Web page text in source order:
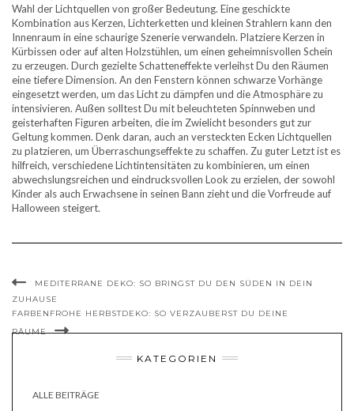
Wahl der Lichtquellen von großer Bedeutung. Eine geschickte
Kombination aus Kerzen, Lichterketten und kleinen Strahlern kann den
Innenraum in eine schaurige Szenerie verwandeln. Platziere Kerzen in
Kürbissen oder auf alten Holzstühlen, um einen geheimnisvollen Schein
zu erzeugen. Durch gezielte Schatteneffekte verleihst Du den Räumen
eine tiefere Dimension. An den Fenstern können schwarze Vorhänge
eingesetzt werden, um das Licht zu dämpfen und die Atmosphäre zu
intensivieren. Außen solltest Du mit beleuchteten Spinnweben und
geisterhaften Figuren arbeiten, die im Zwielicht besonders gut zur
Geltung kommen. Denk daran, auch an versteckten Ecken Lichtquellen
zu platzieren, um Überraschungseffekte zu schaffen. Zu guter Letzt ist es
hilfreich, verschiedene Lichtintensitäten zu kombinieren, um einen
abwechslungsreichen und eindrucksvollen Look zu erzielen, der sowohl
Kinder als auch Erwachsene in seinen Bann zieht und die Vorfreude auf
Halloween steigert.
MEDITERRANE DEKO: SO BRINGST DU DEN SÜDEN IN DEIN
ZUHAUSE
FARBENFROHE HERBSTDEKO: SO VERZAUBERST DU DEINE
RÄUME
KATEGORIEN
ALLE BEITRÄGE